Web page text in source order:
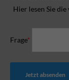
Hier lesen Sie
Frage*
Jetzt absenden